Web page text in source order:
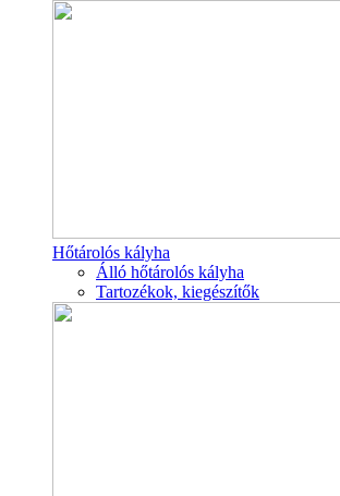
Hőtárolós kályha
Álló hőtárolós kályha
Tartozékok, kiegészítők